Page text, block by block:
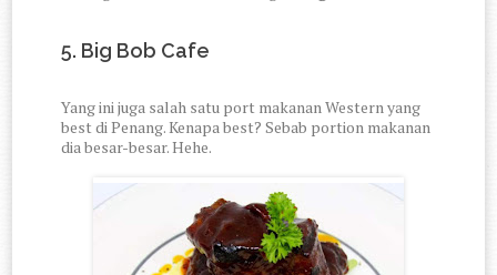
5. Big Bob Cafe
Yang ini juga salah satu port makanan Western yang
best di Penang. Kenapa best? Sebab portion makanan
dia besar-besar. Hehe.